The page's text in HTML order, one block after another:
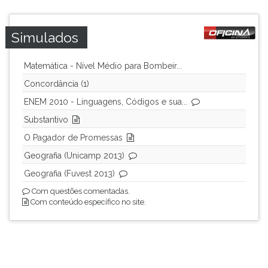
ouvir
essa
instrução
novamente.
Simulados
Matemática - Nível Médio para Bombeir...
Concordância (1)
ENEM 2010 - Linguagens, Códigos e sua...
Substantivo
O Pagador de Promessas
Geografia (Unicamp 2013)
Geografia (Fuvest 2013)
Com questões comentadas.
Com conteúdo específico no site.